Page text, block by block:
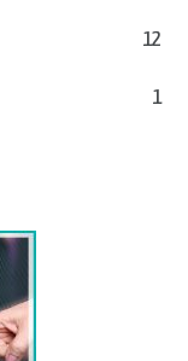
12
1